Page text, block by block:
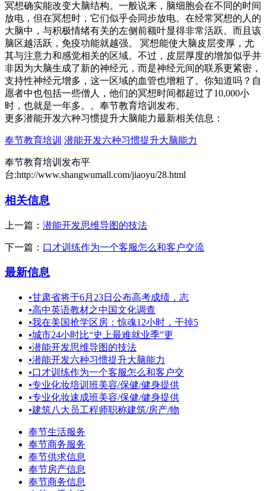
冥想确实能改变大脑结构。一般说来，脑细胞会在不同的时间
放电，但在冥想时，它们似乎会同步放电。在经常冥想的人的
大脑中，与积极情绪有关的左侧前额叶显得非常活跃。而且该
脑区越活跃，免疫功能就越强。 冥想能使大脑皮层变厚，尤
其与注意力和感觉相关的区域。不过，皮层厚度的增加似乎并
非因为大脑生成了新的神经元，而是神经元间的联系更紧密，
支持性神经元增多，这一区域的血管也增粗了。你知道吗？自
愿者中也包括一些僧人，他们的冥想时间都超过了10,000小
时，也就是一年多。。奉节教育培训发布。
更多潜能开发六种习惯提升大脑能力最新相关信息：
奉节教育培训 潜能开发六种习惯提升大脑能力
奉节教育培训发布平
台:http://www.shangwumall.com/jiaoyu/28.html
相关信息
上一篇： 潜能开发思维导图的技法
下一篇： 口才训练作为一个客服怎么和客户交流
最新信息
•甘肃省将于6月23日公布高考成绩，志
•高中英语教材之中国文化调查
•我在美国抢学区房：惊魂12小时，干掉5
•城市24小时比“史上最难就业季”更
•潜能开发思维导图的技法
•潜能开发六种习惯提升大脑能力
•口才训练作为一个客服怎么和客户交
•专业化妆培训班美容/保健/健身提供
•专业化妆速成班美容/保健/健身提供
•建筑八大员工程师职称建筑/房产/物
奉节生活服务
奉节商务服务
奉节供求信息
奉节房产信息
奉节商务信息